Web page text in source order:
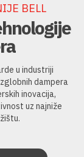
BELL
u industriji
zglobnih dampera
inovacija,
uz najniže